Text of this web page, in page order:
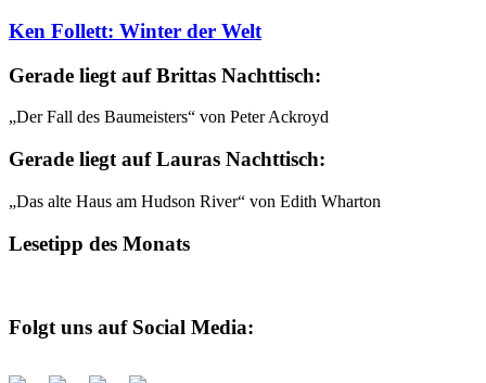
Ken Follett: Winter der Welt
Gerade liegt auf Brittas Nachttisch:
„Der Fall des Baumeisters“ von Peter Ackroyd
Gerade liegt auf Lauras Nachttisch:
„Das alte Haus am Hudson River“ von Edith Wharton
Lesetipp des Monats
Folgt uns auf Social Media: